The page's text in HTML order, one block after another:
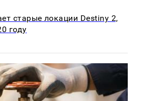
старые локации Destiny 2,
году